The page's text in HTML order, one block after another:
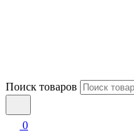
Поиск товаров
0